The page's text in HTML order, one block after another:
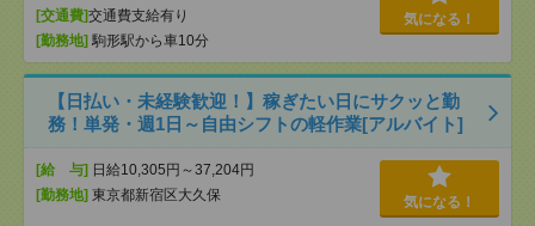
[交通費]交通費支給有り
[勤務地] 駒形駅から車10分
気になる！
【日払い・未経験歓迎！】稼ぎたい日にサクッと勤
務！単発・週1日～自由シフトの軽作業[アルバイト]
[給 与] 日給10,305円～37,204円
[勤務地] 東京都新宿区大久保 気になる！